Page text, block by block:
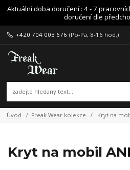
Aktuální doba doručení : 4 - 7
doručení dle
+420 704 003 676 (Po-Pá, 8-16 hod.)
Úvod Freak Wear kolekce Kryt na
Kryt na mobil